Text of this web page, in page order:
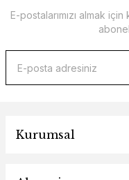
E-postalarımızı almak
Kurumsal